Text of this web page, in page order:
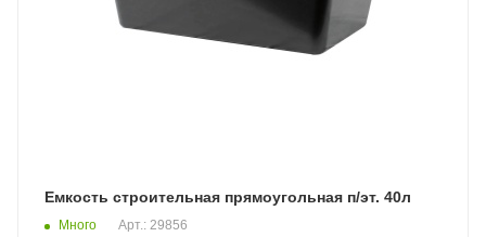
Емкость строительная прямоугольная п/эт. 40л
Много Арт.: 29856